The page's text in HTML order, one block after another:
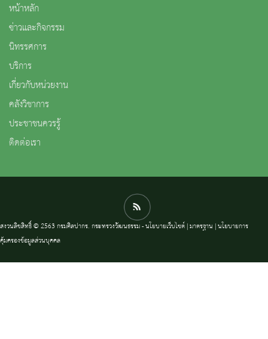
หน้าหลัก
ข่าวและกิจกรรม
นิทรรศการ
บริการ
เกี่ยวกับหน่วยงาน
คลังวิชาการ
ประชาชนควรรู้
ติดต่อเรา
สงวนลิขสิทธิ์ © 2563 กรมศิลปากร. กระทรวงวัฒนธรรม -นโยบายเว็บไซต์|มาตรฐาน |นโยบายการ
คุ้มครองข้อมูลส่วนบุคคล